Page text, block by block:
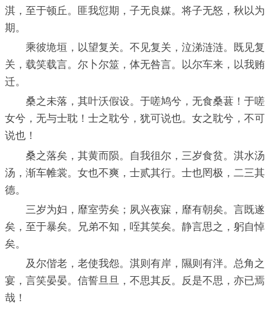
淇，至于顿丘。匪我愆期，子无良媒。将子无怒，秋以为
期。
乘彼垝垣，以望复关。不见复关，泣涕涟涟。既见复
关，载笑载言。尔卜尔筮，体无咎言。以尔车来，以我贿
迁。
桑之未落，其叶沃假设。于嗟鸠兮，无食桑葚！于嗟
女兮，无与士耽！士之耽兮，犹可说也。女之耽兮，不可
说也！
桑之落矣，其黄而陨。自我徂尔，三岁食贫。淇水汤
汤，渐车帷裳。女也不爽，士贰其行。士也罔极，二三其
德。
三岁为妇，靡室劳矣；夙兴夜寐，靡有朝矣。言既遂
矣，至于暴矣。兄弟不知，咥其笑矣。静言思之，躬自悼
矣。
及尔偕老，老使我怨。淇则有岸，隰则有泮。总角之
宴，言笑晏晏。信誓旦旦，不思其反。反是不思，亦已焉
哉！